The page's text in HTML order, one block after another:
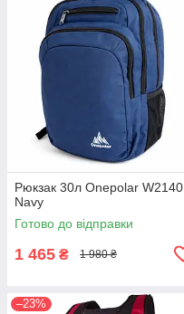
Рюкзак 30л Onepolar W2140
Navy
Готово до відправки
1 465 ₴ 1 980 ₴
–23%